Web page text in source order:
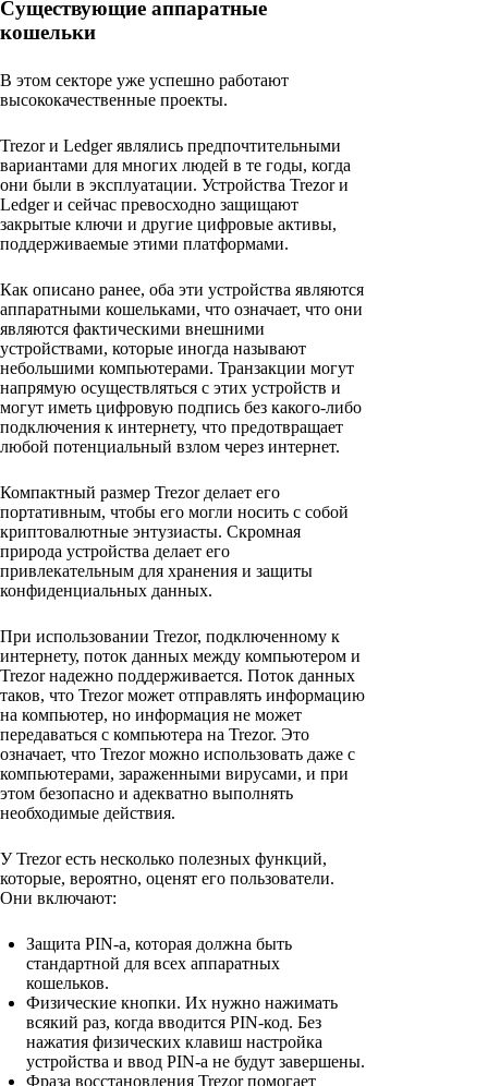
Существующие аппаратные
кошельки
В этом секторе уже успешно работают
высококачественные проекты.
Trezor и Ledger являлись предпочтительными
вариантами для многих людей в те годы, когда
они были в эксплуатации. Устройства Trezor и
Ledger и сейчас превосходно защищают
закрытые ключи и другие цифровые активы,
поддерживаемые этими платформами.
Как описано ранее, оба эти устройства являются
аппаратными кошельками, что означает, что они
являются фактическими внешними
устройствами, которые иногда называют
небольшими компьютерами. Транзакции могут
напрямую осуществляться с этих устройств и
могут иметь цифровую подпись без какого-либо
подключения к интернету, что предотвращает
любой потенциальный взлом через интернет.
Компактный размер Trezor делает его
портативным, чтобы его могли носить с собой
криптовалютные энтузиасты. Скромная
природа устройства делает его
привлекательным для хранения и защиты
конфиденциальных данных.
При использовании Trezor, подключенному к
интернету, поток данных между компьютером и
Trezor надежно поддерживается. Поток данных
таков, что Trezor может отправлять информацию
на компьютер, но информация не может
передаваться с компьютера на Trezor. Это
означает, что Trezor можно использовать даже с
компьютерами, зараженными вирусами, и при
этом безопасно и адекватно выполнять
необходимые действия.
У Trezor есть несколько полезных функций,
которые, вероятно, оценят его пользователи.
Они включают:
Защита PIN-a, которая должна быть
стандартной для всех аппаратных
кошельков.
Физические кнопки. Их нужно нажимать
всякий раз, когда вводится PIN-код. Без
нажатия физических клавиш настройка
устройства и ввод PIN-а не будут завершены.
Фраза восстановления Trezor помогает